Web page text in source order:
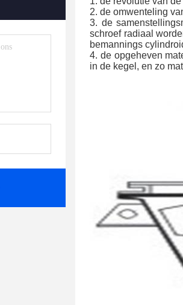
2. de omwenteling
3. de
schroef radiaal
bemannings
4. de opgeheven
in de kegel, en zo